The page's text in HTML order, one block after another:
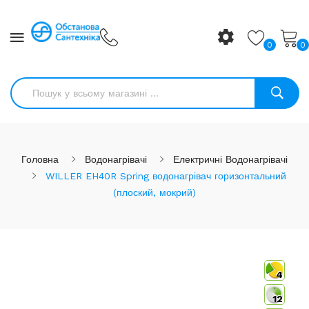
0 0
Головна Водонагрівачі
Електричні Водонагрівачі
WILLER EH40R Spring водонагрівач горизонтальний
(плоский, мокрий)
4
12